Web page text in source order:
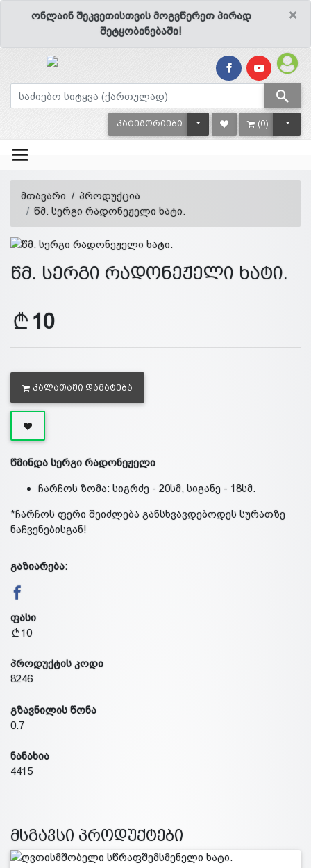
×
ონლაინ შეკვეთისთვის მოგვწერეთ პირად
შეტყობინებაში!
ᲙᲐᲢᲔᲒᲝᲠᲘᲔᲑᲘ TOGGLE DROPDOWN
(0)
მთავარი
პროდუქცია
წმ. სერგი რადონეჟელი ხატი.
წმ. სერგი რადონეჟელი ხატი.
10
ᲙᲐᲚᲐᲗᲐᲨᲘ ᲓᲐᲛᲐᲢᲔᲑᲐ
წმინდა სერგი რადონეჟელი
ჩარჩოს ზომა: სიგრძე - 20სმ, სიგანე - 18სმ.
*ჩარჩოს ფერი შეიძლება განსხვავდებოდეს სურათზე
ნაჩვენებისგან!
გაზიარება:
ფასი
10
პროდუქტის კოდი
8246
გზავნილის წონა
0.7
ნანახია
4415
მსგავსი პროდუქტები